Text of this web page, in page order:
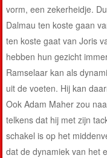
vorm, een zekerheidje.
Dalmau ten koste gaan
ten koste gaat van Joris
hebben hun gezicht
Ramselaar kan als
uit de voeten. Hij kan
Ook Adam Maher zou
telkens dat hij met zijn
schakel is op het
dat de dynamiek van het